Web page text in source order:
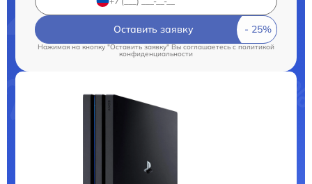
Оставить заявку
Нажимая на кнопку "Оставить заявку" Вы соглашаетесь cполитикой
конфиденциальности